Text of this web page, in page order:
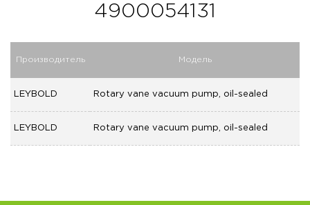
4900054131
Производитель Модель
LEYBOLD Rotary vane vacuum pump, oil-sealed
LEYBOLD Rotary vane vacuum pump, oil-sealed